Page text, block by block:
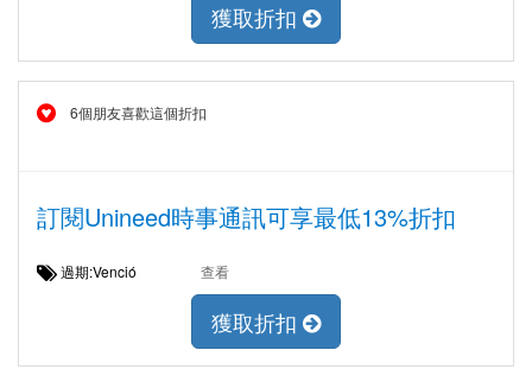
獲取折扣
6個朋友喜歡這個折扣
訂閱Unineed時事通訊可享最低13%折扣
過期:Venció 查看
獲取折扣